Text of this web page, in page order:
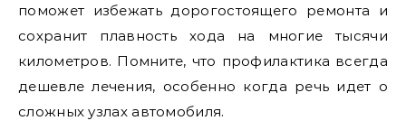
поможет избежать дорогостоящего ремонта и
сохранит плавность хода на многие тысячи
километров. Помните, что профилактика всегда
дешевле лечения, особенно когда речь идет о
сложных узлах автомобиля.